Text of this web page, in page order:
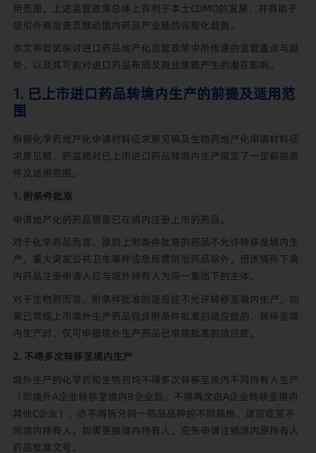
用范围。上述监管政策总体上有利于本土CDMO的发展，并有助于
吸引外商投资及推动国内药品产业链的完整化趋势。
本文将尝试探讨进口药品地产化监管政策中所传递的监管重点与趋
势，以及其可能对进口药品布局及商业策略产生的潜在影响。
1. 已上市进口药品转境内生产的前提及适用范
围
根据化学药地产化申请材料征求意见稿及生物药地产化申请材料征
求意见稿，药监局对已上市进口药品转境内生产规定了一定前提条
件及适用范围。
1. 附条件批准
申请地产化的药品需是已在境内注册上市的药品。
对于化学药品而言，原则上附条件批准的药品不允许转移至境内生
产。重大突发公共卫生事件应急所需防治药品除外，但该情形下境
内药品注册申请人应与境外持有人为同一集团下的主体。
对于生物药而言，附条件批准的适应症不允许转移至境内生产。如
果已常规上市境外生产药品包含附条件批准的适应症的，转移至境
内生产时，仅可申报境外生产药品已常规批准的适应症。
2. 不得多次转移至境内生产
境外生产的化学药和生物药均不得多次转移至境内不同持有人生产
（即境外A企业转移至境内B企业后，不得再次由A企业转移至境内
其他C企业），亦不得拆分同一药品品种的不同规格、适应症至不
同境内持有人。如需更换境内持有人，应先申请注销境内原持有人
药品批准文号。